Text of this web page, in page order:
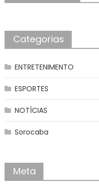
Categorias
ENTRETENIMENTO
ESPORTES
NOTÍCIAS
Sorocaba
Meta